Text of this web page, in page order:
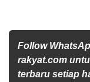
Follow
rakyat.com
terbaru setiap